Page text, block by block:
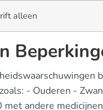
alleen
- Ouderen -
andere